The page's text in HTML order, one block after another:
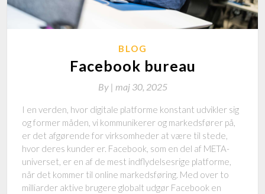
BLOG
Facebook bureau
By | maj 30, 2025
I en verden, hvor digitale platforme konstant udvikler sig
og former måden, vi kommunikerer og markedsfører på,
er det afgørende for virksomheder at være til stede,
hvor deres kunder er. Facebook, som en del af META-
universet, er en af de mest indflydelsesrige platforme,
når det kommer til online markedsføring. Med over to
milliarder aktive brugere globalt udgør Facebook en